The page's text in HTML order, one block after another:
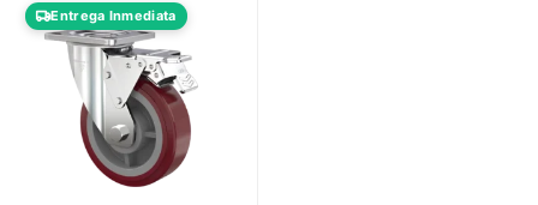
Entrega Inmediata